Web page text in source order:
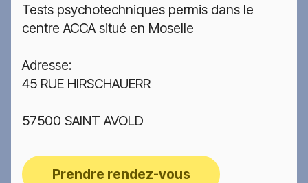
Tests psychotechniques permis dans le
centre ACCA situé en Moselle
Adresse:
45 RUE HIRSCHAUERR
57500 SAINT AVOLD
Prendre rendez-vous